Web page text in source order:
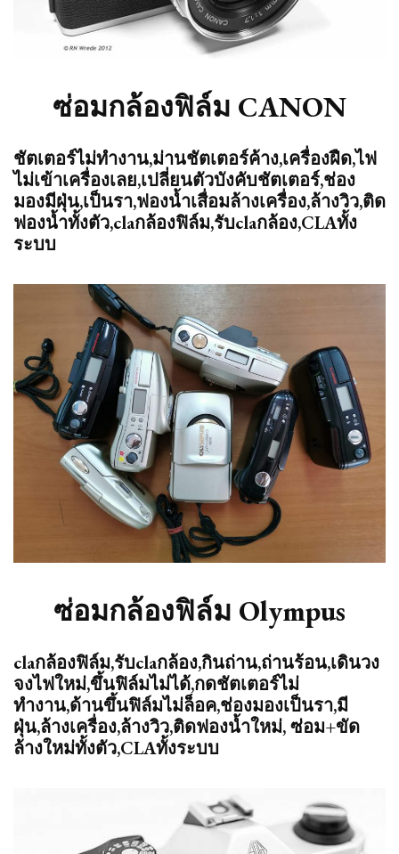
ซ่อมกล้องฟิล์ม CANON
ชัตเตอร์ไม่ทำงาน,ม่านชัตเตอร์ค้าง,เครื่องฝืด,ไฟ
ไม่เข้าเครื่องเลย,เปลี่ยนตัวบังคับชัตเตอร์,ช่อง
มองมีฝุ่น,เป็นรา,ฟองน้ำเสื่อมล้างเครื่อง,ล้างวิว,ติด
ฟองน้ำทั้งตัว,claกล้องฟิล์ม,รับclaกล้อง,CLAทั้ง
ระบบ
ซ่อมกล้องฟิล์ม Olympus
claกล้องฟิล์ม,รับclaกล้อง,กินถ่าน,ถ่านร้อน,เดินวง
จงไฟใหม่,ขึ้นฟิล์มไม่ได้,กดชัตเตอร์ไม่
ทำงาน,ด้านขึ้นฟิล์มไม่ล็อค,ช่องมองเป็นรา,มี
ฝุ่น,ล้างเครื่อง,ล้างวิว,ติดฟองน้ำใหม่, ซ่อม+ขัด
ล้างใหม่ทั้งตัว,CLAทั้งระบบ